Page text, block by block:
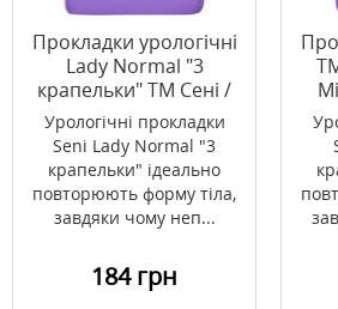
Прокладки урологічні
Lady Normal "3
крапельки" ТМ Сені /
Seni №20
Урологічні прокладки
Seni Lady Normal "3
крапельки" ідеально
повторюють форму тіла,
завдяки чому неп...
184 грн